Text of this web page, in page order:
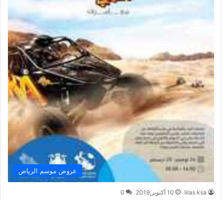
عروض موسم الرياض
lilas ksa 10 أكتوبر,2019 0